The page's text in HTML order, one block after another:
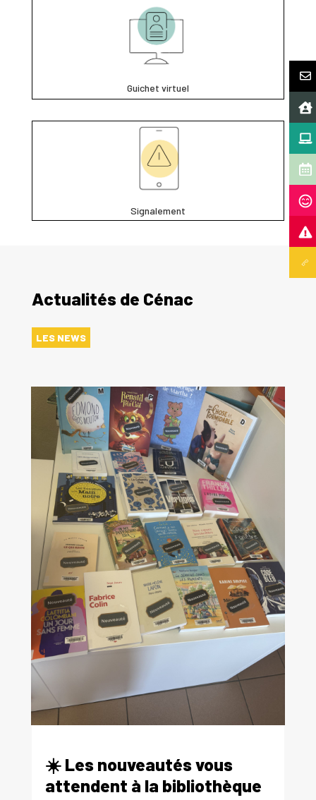
Guichet virtuel
Signalement
Actualités de Cénac
LES NEWS
☀️ Les nouveautés vous
attendent à la bibliothèque